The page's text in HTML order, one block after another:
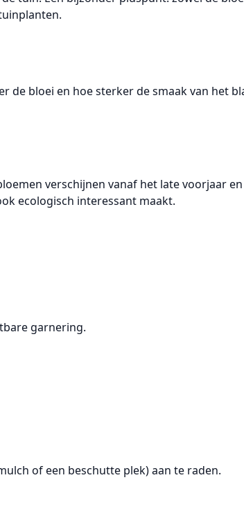
de bloei en hoe sterker de smaak van het
verschijnen vanaf het late voorjaar
ecologisch interessant maakt.
garnering.
of een beschutte plek) aan te raden.